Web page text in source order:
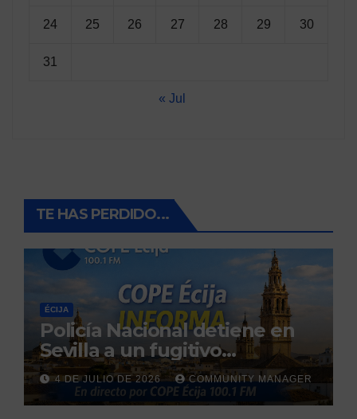
24 25 26 27 28 29 30
31
« Jul
TE HAS PERDIDO...
ÉCIJA
Policía Nacional detiene en
Sevilla a un fugitivo
reclamado por narcotráfico
tras no regresar a prisión
durante un permiso
4 DE JULIO DE 2026 COMMUNITY MANAGER